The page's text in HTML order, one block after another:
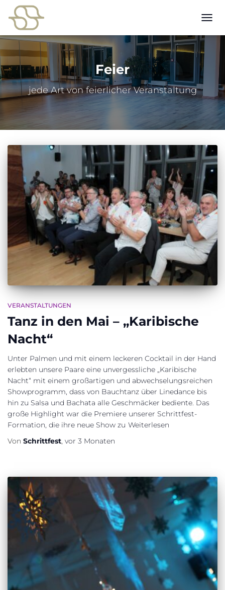
Feier
jede Art von feierlicher Veranstaltung
VERANSTALTUNGEN
Tanz in den Mai – „Karibische
Nacht“
Unter Palmen und mit einem leckeren Cocktail in der Hand
erlebten unsere Paare eine unvergessliche „Karibische
Nacht“ mit einem großartigen und abwechselungsreichen
Showprogramm, dass von Bauchtanz über Linedance bis
hin zu Salsa und Bachata alle Geschmäcker bediente. Das
große Highlight war die Premiere unserer Schrittfest-
Formation, die ihre neue Show zu Weiterlesen
Von Schrittfest, vor 3 Monaten